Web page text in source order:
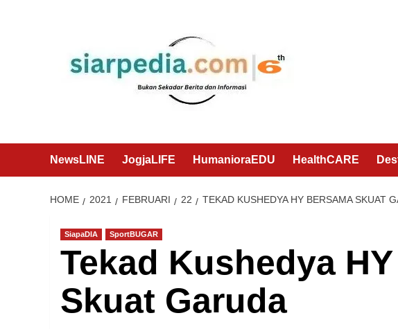
NewsLINE JogjaLIFE HumanioraEDU HealthCARE
HOME 2021 FEBRUARI 22 TEKAD KUSHEDYA HY BERSAMA SKUAT
SiapaDIA SportBUGAR
Tekad Kushedya
Skuat Garuda